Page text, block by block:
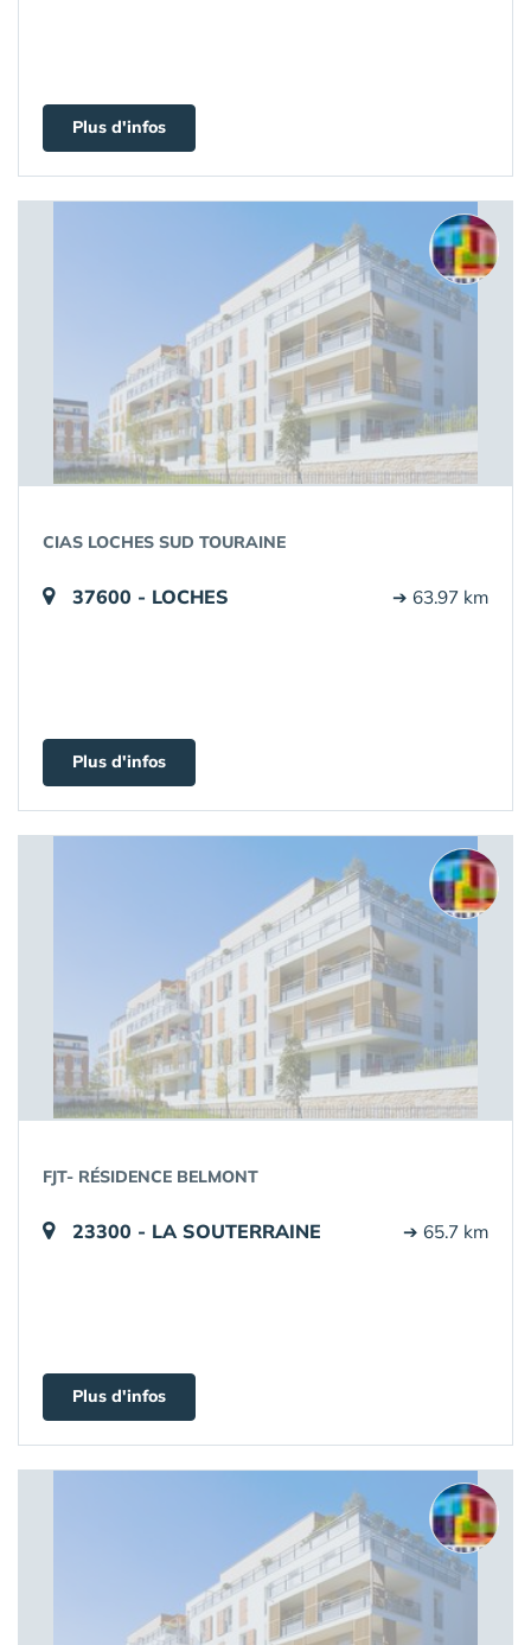
Plus d'infos
CIAS LOCHES SUD TOURAINE
37600 - LOCHES ➔ 63.97 km
Plus d'infos
FJT- RÉSIDENCE BELMONT
23300 - LA SOUTERRAINE ➔ 65.7 km
Plus d'infos